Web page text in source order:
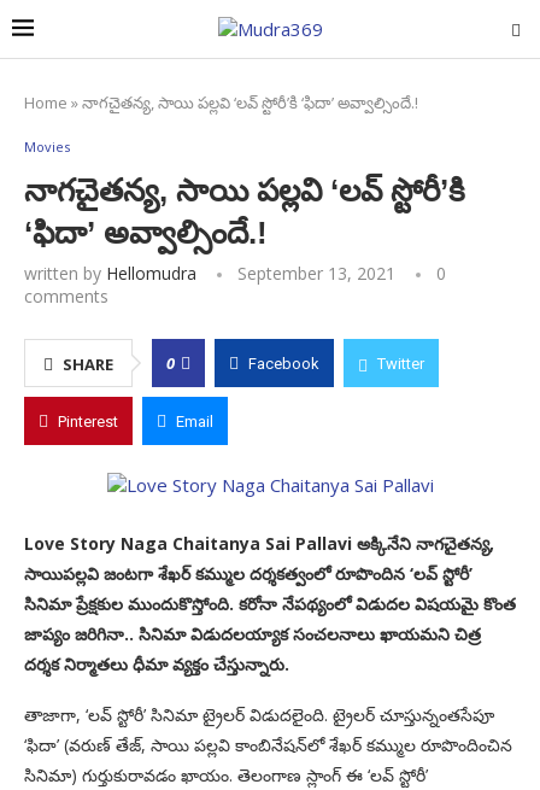
Home »నాగచైతన్య, సాయి పల్లవి ‘లవ్ స్టోరీ’కి ‘ఫిదా’ అవ్వాల్సిందే.!
Movies
నాగచైతన్య, సాయి పల్లవి ‘లవ్ స్టోరీ’కి
‘ఫిదా’ అవ్వాల్సిందే.!
written by Hellomudra September 13, 2021
0
comments
SHARE 0 Facebook Twitter
Pinterest Email
Love Story Naga Chaitanya Sai Pallavi అక్కినేని నాగచైతన్య,
సాయిపల్లవి జంటగా శేఖర్ కమ్ముల దర్శకత్వంలో రూపొందిన ‘లవ్ స్టోరీ’
సినిమా ప్రేక్షకుల ముందుకొస్తోంది. కరోనా నేపథ్యంలో విడుదల విషయమై కొంత
జాప్యం జరిగినా.. సినిమా విడుదలయ్యాక సంచలనాలు ఖాయమని చిత్ర
దర్శక నిర్మాతలు ధీమా వ్యక్తం చేస్తున్నారు.
తాజాగా, ‘లవ్ స్టోరీ’ సినిమా ట్రైలర్ విడుదలైంది. ట్రైలర్ చూస్తున్నంతసేపూ
‘ఫిదా’ (వరుణ్ తేజ్, సాయి పల్లవి కాంబినేషన్‌లో శేఖర్ కమ్ముల రూపొందించిన
సినిమా) గుర్తుకురావడం ఖాయం. తెలంగాణ స్లాంగ్ ఈ ‘లవ్ స్టోరీ’